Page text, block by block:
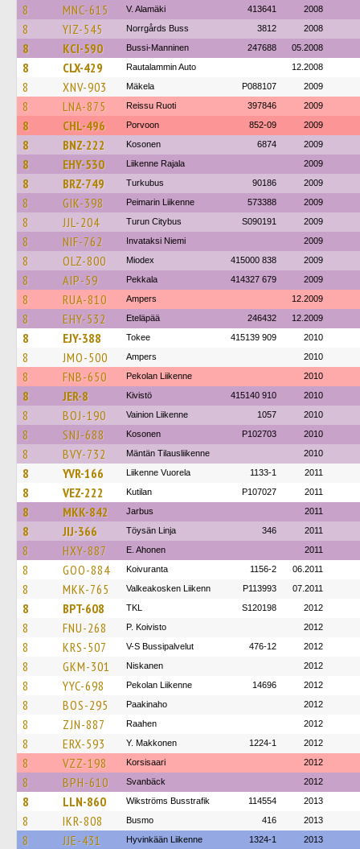
8 MNC-615 V. Alamäki 413641 2008
8 YIZ-545 Norrgårds Buss 3812 2008
8 KCI-590 Bussi-Manninen 247688 05.2008
8 CLX-429 Rautalammin Auto 12.2008
8 XNV-903 Mäkela P088107 2009
8 LNA-875 Reissu Ruoti 397846 2009
8 CHL-496 Porvoon 852-09 2009
8 BNZ-222 Kosonen 6874 2009
8 EHY-530 Liikenne Rajala 2009
8 BRZ-749 Turkubus 90186 2009
8 GIK-398 Peimarin Liikenne 573388 2009
8 JJL-204 Turun Citybus S090191 2009
8 NIF-762 Invataksi Niemi 2009
8 OLZ-800 Miodex 415000 838 2009
8 AIP-59 Pekkala 414327 679 2009
8 RUA-810 Ampers 12.2009
8 EHY-532 Eteläpää 246432 12.2009
8 EJY-388 Tokee 415139 909 2010
8 JMO-500 Ampers 2010
8 FNB-650 Pekolan Liikenne 2010
8 JER-8 Kivistö 415140 910 2010
8 BOJ-190 Vainion Liikenne 1057 2010
8 SNJ-688 Kosonen P102703 2010
8 BVY-732 Mäntän Tilausliikenne 2010
8 YVR-166 Liikenne Vuorela 1133-1 2011
8 VEZ-222 Kutilan P107027 2011
8 MKK-842 Jarbus 2011
8 JIJ-366 Töysän Linja 346 2011
8 HXY-887 E. Ahonen 2011
8 GOO-884 Koivuranta 1156-2 06.2011
8 MKK-765 Valkeakosken Liikenn P113993 07.2011
8 BPT-608 TKL S120198 2012
8 FNU-268 P. Koivisto 2012
8 KRS-507 V-S Bussipalvelut 476-12 2012
8 GKM-301 Niskanen 2012
8 YYC-698 Pekolan Liikenne 14696 2012
8 BOS-295 Paakinaho 2012
8 ZJN-887 Raahen 2012
8 ERX-593 Y. Makkonen 1224-1 2012
8 VZZ-198 Korsisaari 2012
8 BPH-610 Svanbäck 2012
8 LLN-860 Wikströms Busstrafik 114554 2013
8 IKR-808 Busmo 416 2013
8 JJE-431 Hyvinkään Liikenne 1324-1 2013